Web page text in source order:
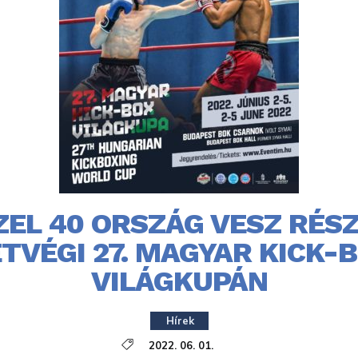
40 ORSZÁG VESZ
27. MAGYAR KICK-
VILÁGKUPÁN
Hírek
2022. 06. 01.